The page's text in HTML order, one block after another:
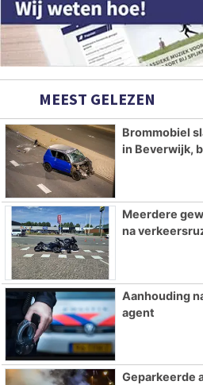
MEEST GELEZEN
Brommobiel
in Beverwijk,
Meerdere
na
Aanhouding
agent
Geparkeerde